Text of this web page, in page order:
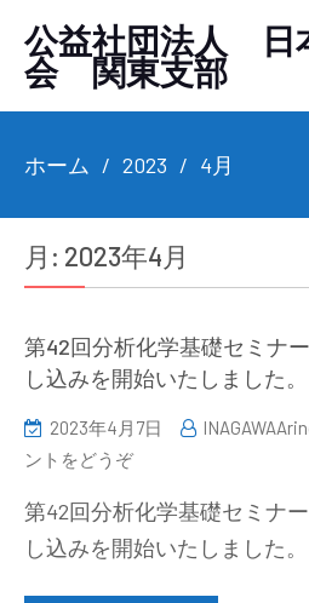
公益社団法人 日
会 関東支部
ホーム 2023 4月
月: 2023年4月
第42回分析化学基礎セミナ
し込みを開始いたしました。
2023年4月7日
ントをどうぞ(第
回
分
第42回分析化学基礎セミナ
し込みを開始いたしました